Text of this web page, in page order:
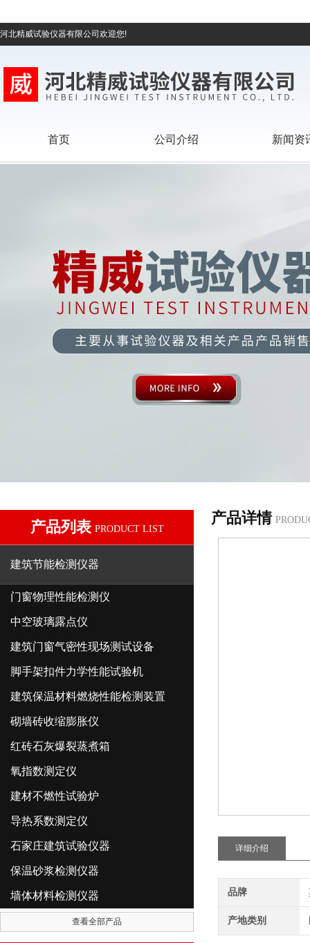
河北精威试验仪器有限公司欢迎您!
首页 公司介绍 新闻资
产品详情
详细介绍
品牌
产地类别
产品列表 PRODUCT LIST
建筑节能检测仪器
门窗物理性能检测仪
中空玻璃露点仪
建筑门窗气密性现场测试设备
脚手架扣件力学性能试验机
建筑保温材料燃烧性能检测装置
砌墙砖收缩膨胀仪
红砖石灰爆裂蒸煮箱
氧指数测定仪
建材不燃性试验炉
导热系数测定仪
石家庄建筑试验仪器
保温砂浆检测仪器
墙体材料检测仪器
查看全部产品